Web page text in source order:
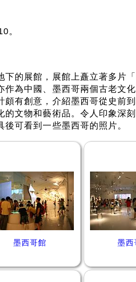
。
下的展館，展館上矗立著多片
為中國、墨西哥兩個古老文
頗有創意，介紹墨西哥從史前
的文物和藝術品。令人印象深
可看到一些墨西哥的照片。
墨西哥館 墨西